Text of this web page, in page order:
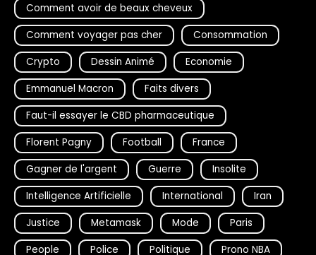
Comment avoir de beaux cheveux
Comment voyager pas cher
Consommation
Crypto
Dessin Animé
Economie
Emmanuel Macron
Faits divers
Faut-il essayer le CBD pharmaceutique
Florent Pagny
Football
France
Gagner de l'argent
Guerre
Insolite
Intelligence Artificielle
International
Iran
Justice
Metamask Mode
Paris
People
Police Politique Prono NBA